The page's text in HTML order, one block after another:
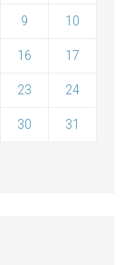
9 10
16 17
23 24
30 31